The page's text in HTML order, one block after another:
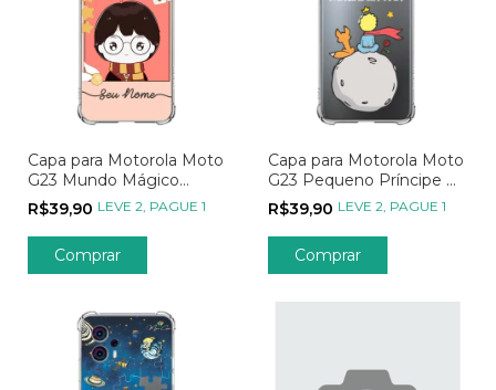
Capa para Motorola Moto
G23 Mundo Mágico
Aquele que Sobreviveu
R$39,90 LEVE 2, PAGUE 1
Comprar
Capa para Motorola Moto
G23 Pequeno Príncipe O
Essencial
R$39,90 LEVE 2, PAGUE 1
Comprar